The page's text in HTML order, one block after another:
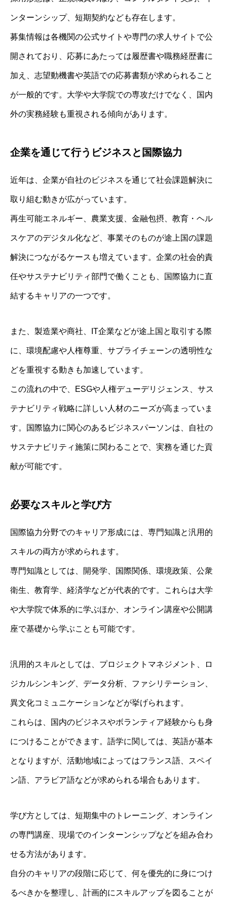
ンターンシップ、短期契約なども存在します。
募集情報は各機関の公式サイトや専門の求人サイトで公
開されており、応募にあたっては履歴書や職務経歴書に
加え、志望動機書や英語での応募書類が求められること
が一般的です。大学や大学院での専攻だけでなく、国内
外の実務経験も重視される傾向があります。
企業を通じて行うビジネスと国際協力
近年は、企業が自社のビジネスを通じて社会課題解決に
取り組む動きが広がっています。
再生可能エネルギー、農業支援、金融包摂、教育・ヘル
スケアのデジタル化など、事業そのものが途上国の課題
解決につながるケースも増えています。企業の社会的責
任やサステナビリティ部門で働くことも、国際協力に直
結するキャリアの一つです。
また、製造業や商社、IT企業などが途上国と取引する際
に、環境配慮や人権尊重、サプライチェーンの透明性な
どを重視する動きも加速しています。
この流れの中で、ESGや人権デューデリジェンス、サス
テナビリティ戦略に詳しい人材のニーズが高まっていま
す。国際協力に関心のあるビジネスパーソンは、自社の
サステナビリティ施策に関わることで、実務を通じた貢
献が可能です。
必要なスキルと学び方
国際協力分野でのキャリア形成には、専門知識と汎用的
スキルの両方が求められます。
専門知識としては、開発学、国際関係、環境政策、公衆
衛生、教育学、経済学などが代表的です。これらは大学
や大学院で体系的に学ぶほか、オンライン講座や公開講
座で基礎から学ぶことも可能です。
汎用的スキルとしては、プロジェクトマネジメント、ロ
ジカルシンキング、データ分析、ファシリテーション、
異文化コミュニケーションなどが挙げられます。
これらは、国内のビジネスやボランティア経験からも身
につけることができます。語学に関しては、英語が基本
となりますが、活動地域によってはフランス語、スペイ
ン語、アラビア語などが求められる場合もあります。
学び方としては、短期集中のトレーニング、オンライン
の専門講座、現場でのインターンシップなどを組み合わ
せる方法があります。
自分のキャリアの段階に応じて、何を優先的に身につけ
るべきかを整理し、計画的にスキルアップを図ることが